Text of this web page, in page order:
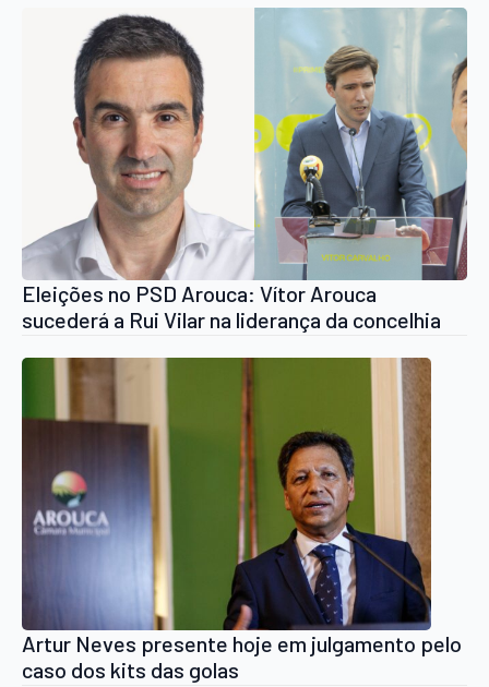
Eleições no PSD Arouca: Vítor Arouca
sucederá a Rui Vilar na liderança da concelhia
Artur Neves presente hoje em julgamento pelo
caso dos kits das golas